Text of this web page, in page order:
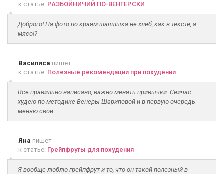
к статье: РАЗБОЙНИЧИЙ ПО-ВЕНГЕРСКИ
Доброго! На фото по краям шашлыка не хлеб, как в тексте, а
мясо!?
Василиса пишет
к статье: Полезные рекомендации при похудении
Всё правильно написано, важно менять привычки. Сейчас
худею по методике Венеры Шариповой и в первую очередь
меняю свои...
Яна пишет
к статье: Грейпфруты для похудения
Я вообще люблю грейпфрут и то, что он такой полезный в